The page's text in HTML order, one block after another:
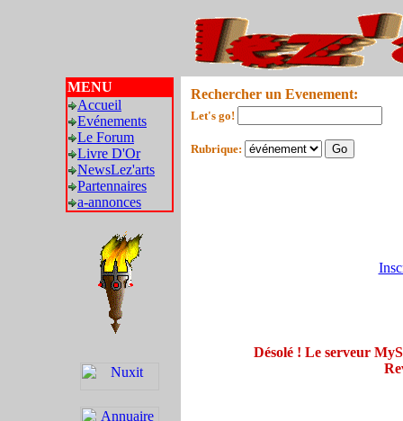
MENU
Accueil
Evénements
Le Forum
Livre D'Or
NewsLez'arts
Partennaires
a-annonces
Rechercher un Evenement:
Let's go!
Rubrique:
Désolé ! Le serveur